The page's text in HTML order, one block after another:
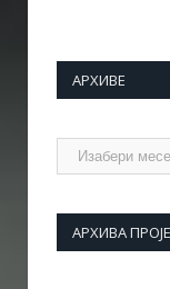
АРХИВЕ
Архиве
АРХИВА